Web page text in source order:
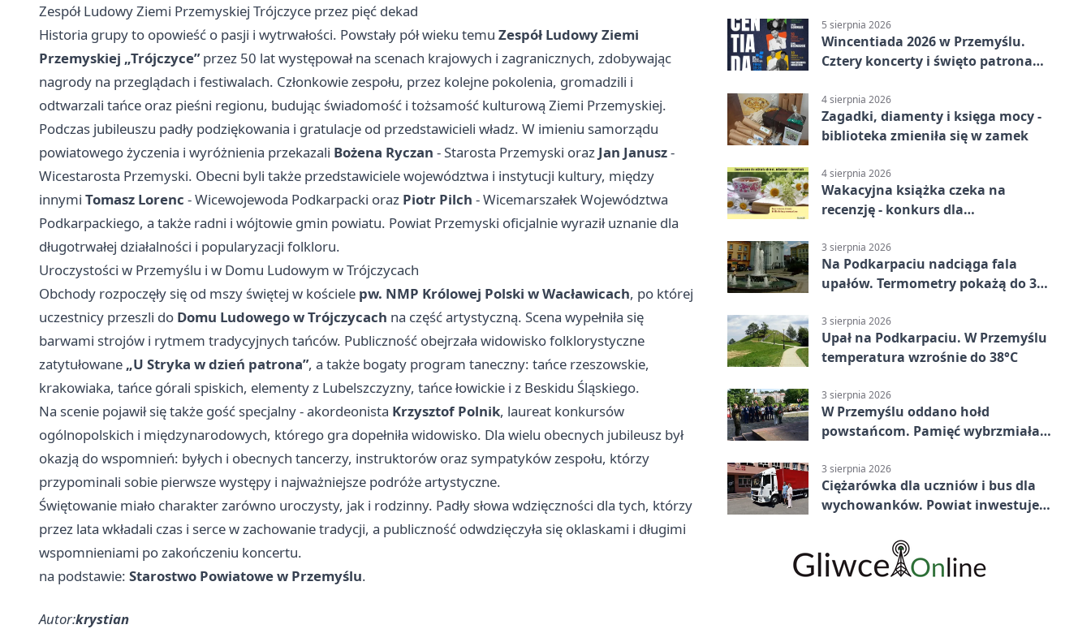
Zespół Ludowy Ziemi Przemyskiej Trójczyce przez pięć dekad
Historia grupy to opowieść o pasji i wytrwałości. Powstały pół wieku temu Zespół Ludowy Ziemi
Przemyskiej „Trójczyce”przez 50 lat występował na scenach krajowych i zagranicznych, zdobywając
nagrody na przeglądach i festiwalach. Członkowie zespołu, przez kolejne pokolenia, gromadzili i
odtwarzali tańce oraz pieśni regionu, budując świadomość i tożsamość kulturową Ziemi Przemyskiej.
Podczas jubileuszu padły podziękowania i gratulacje od przedstawicieli władz. W imieniu samorządu
powiatowego życzenia i wyróżnienia przekazali Bożena Ryczan - Starosta Przemyski oraz Jan Janusz-
Wicestarosta Przemyski. Obecni byli także przedstawiciele województwa i instytucji kultury, między
innymi Tomasz Lorenc - Wicewojewoda Podkarpacki oraz Piotr Pilch - Wicemarszałek Województwa
Podkarpackiego, a także radni i wójtowie gmin powiatu. Powiat Przemyski oficjalnie wyraził uznanie dla
długotrwałej działalności i popularyzacji folkloru.
Uroczystości w Przemyślu i w Domu Ludowym w Trójczycach
Obchody rozpoczęły się od mszy świętej w kościele pw. NMP Królowej Polski w Wacławicach, po której
uczestnicy przeszli do Domu Ludowego w Trójczycach na część artystyczną. Scena wypełniła się
barwami strojów i rytmem tradycyjnych tańców. Publiczność obejrzała widowisko folklorystyczne
zatytułowane „U Stryka w dzień patrona”, a także bogaty program taneczny: tańce rzeszowskie,
krakowiaka, tańce górali spiskich, elementy z Lubelszczyzny, tańce łowickie i z Beskidu Śląskiego.
Na scenie pojawił się także gość specjalny - akordeonista Krzysztof Polnik, laureat konkursów
ogólnopolskich i międzynarodowych, którego gra dopełniła widowisko. Dla wielu obecnych jubileusz był
okazją do wspomnień: byłych i obecnych tancerzy, instruktorów oraz sympatyków zespołu, którzy
przypominali sobie pierwsze występy i najważniejsze podróże artystyczne.
Świętowanie miało charakter zarówno uroczysty, jak i rodzinny. Padły słowa wdzięczności dla tych, którzy
przez lata wkładali czas i serce w zachowanie tradycji, a publiczność odwdzięczyła się oklaskami i długimi
wspomnieniami po zakończeniu koncertu.
na podstawie: Starostwo Powiatowe w Przemyślu.
Autor:krystian
5 sierpnia 2026
Wincentiada 2026 w Przemyślu.
Cztery koncerty i święto patrona
4 sierpnia 2026
Zagadki, diamenty i księga mocy -
biblioteka zmieniła się w zamek
4 sierpnia 2026
Wakacyjna książka czeka na
recenzję - konkurs dla
3 sierpnia 2026
Na Podkarpaciu nadciąga fala
upałów. Termometry pokażą do 36
3 sierpnia 2026
Upał na Podkarpaciu. W Przemyślu
temperatura wzrośnie do 38°C
3 sierpnia 2026
W Przemyślu oddano hołd
powstańcom. Pamięć wybrzmiała
3 sierpnia 2026
Ciężarówka dla uczniów i bus dla
wychowanków. Powiat inwestuje